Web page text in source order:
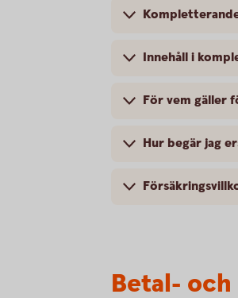
Innehåll i
För vem gäller
Hur begär jag
Betal-